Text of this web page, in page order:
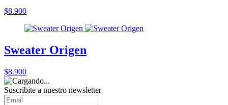
$8.900
Sweater Origen
$8.900
Suscribite a nuestro newsletter